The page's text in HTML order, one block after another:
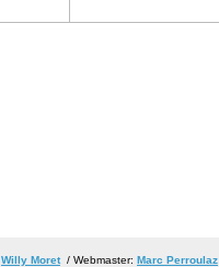
Willy Moret/ Webmaster: Marc Perroulaz